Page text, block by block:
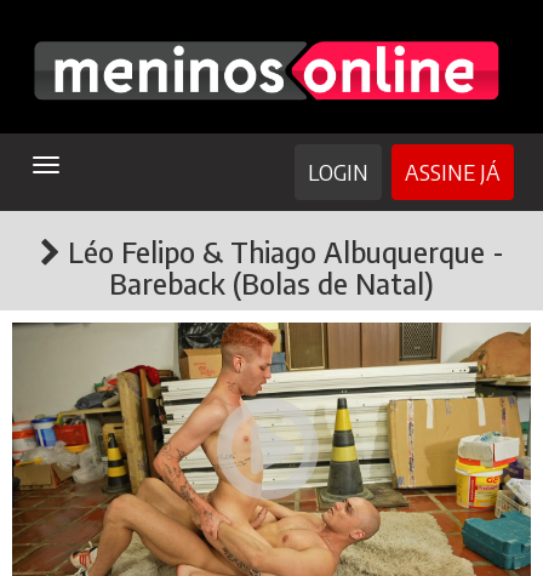
TOGGLE
ASSINE JÁ
LOGIN
Léo Felipo & Thiago Albuquerque -
Bareback (Bolas de Natal)